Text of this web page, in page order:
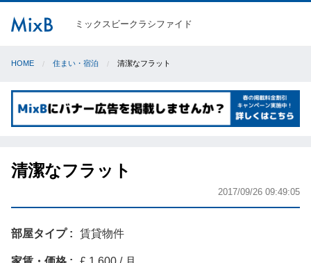
ミックスビークラシファイド
HOME 住まい・宿泊 清潔なフラット
清潔なフラット
2017/09/26 09:49:05
部屋タイプ 賃貸物件